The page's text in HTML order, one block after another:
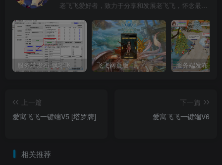
老飞飞爱好者，致力于分享和发展老飞飞，怀念最原始的飞飞。
服务端发布-飘零飞飞V19单机一键端 飞飞网页版
上一篇
爱寓飞飞一键端V5 [塔罗牌]
下一篇
爱寓飞飞一键端V6
相关推荐